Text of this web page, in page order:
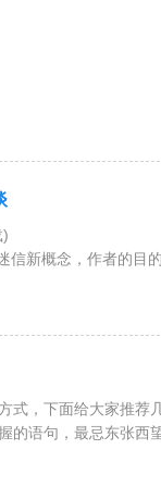
再读、先读再写"。
)
方式，下面给大
语句，最忌东张西望